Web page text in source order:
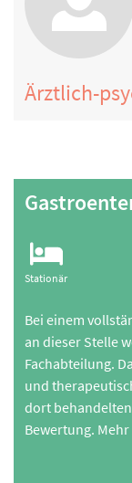
Ärztlich-
Stationär
Bei einem
an dieser Stelle
Fachabteilung.
und
dort
Bewertung.